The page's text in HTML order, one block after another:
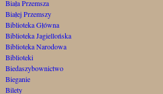
Biała Przemsza
Białej Przemszy
Biblioteka Główna
Biblioteka Jagiellońska
Biblioteka Narodowa
Biblioteki
Biedaszybownictwo
Bieganie
Bilety